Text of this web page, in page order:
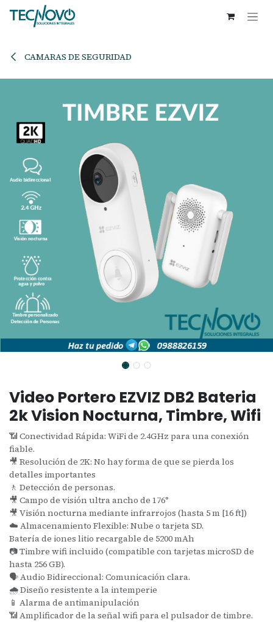
Ir al contenido
CAMARAS DE SEGURIDAD
Video Portero EZVIZ DB2 Bateria
2k Vision Nocturna, Timbre, Wifi
📶 Conectividad Rápida: WiFi de 2.4GHz para una conexión
fiable.
🎥 Resolución de 2K: No hay forma de que se pierda los
detalles importantes
🚶 Detección de personas.
🎥 Campo de visión ultra ancho de 176°
🎥 Visión nocturna mediante infrarrojos (hasta 5 m [16 ft])
☁️ Almacenamiento Flexible: Nube o tarjeta SD.
Batería de iones litio recargable de 5200 mAh
📷 Timbre wifi incluido (compatible con tarjetas microSD de
hasta 256 GB).
🗣️ Audio Bidireccional: Comunicación clara.
🌧️ Diseño resistente a la intemperie
📱 Alarma de antimanipulación
📶 Amplificador de la señal wifi para el pulsador de timbre.